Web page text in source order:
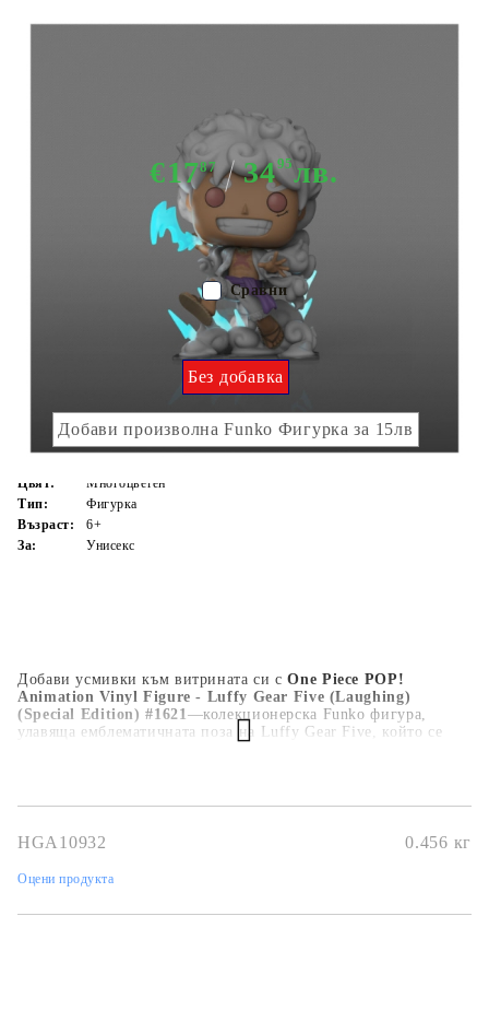
Колекционерска Фигурка - Luffy
€1787 3495лв.
Няма в наличност - Не важи за "Pre-Order" обяви
Добави усмивки към витрината си сOne Piece POP!
Animation Vinyl Figure - Luffy Gear Five (Laughing)
(Special Edition) #1621—колекционерска Funko фигура,
улавяща емблематичната поза на Luffy Gear Five, който се
Piece фенове
Добави произволна Funko Фигурка:
Без добавка
Добави произволна Funko Фигурка за 15лв
Цвят:
Многоцветен
Тип:
Фигурка
Възраст:
6+
За:
Унисекс
HGA10932 0.456 кг
Оцени продукта
Сравни